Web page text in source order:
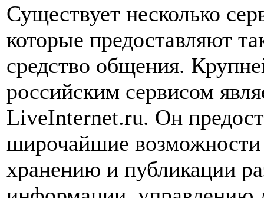
Существует несколько
которые предоставляют
средство общения.
российским сервисом
LiveInternet.ru. Он
широчайшие
хранению и публикации